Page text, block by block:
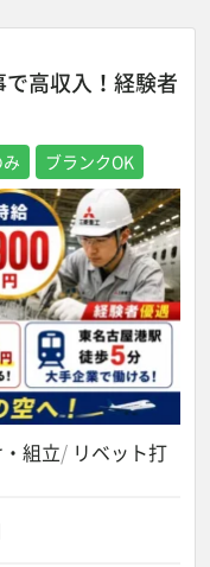
高収入！経験者
ブランクOK
組立 リベット打